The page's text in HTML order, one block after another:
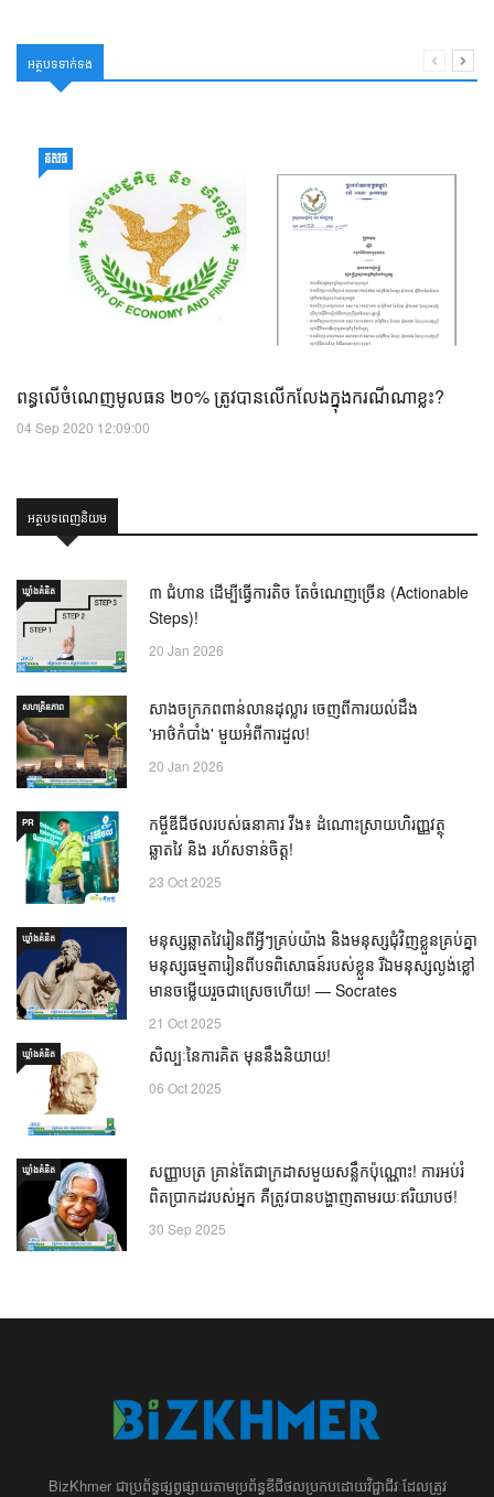
អត្ថបទទាក់ទង
នីតិវិធី
ពន្ធ​​លើ​ចំណេញ​​មូលធន ២០% ត្រូវ​បាន​លើកលែង​ក្នុង​ករណី​ណា​ខ្លះ?
04 Sep 2020 12:09:00
អត្ថបទពេញនិយម
ឃ្លាំង​គំនិត
៣ ជំហាន ដើម្បីធ្វើការតិច តែចំណេញច្រើន (Actionable
Steps)!
20 Jan 2026
សហគ្រិនភាព
សាងចក្រភពពាន់លានដុល្លារ ចេញពីការយល់ដឹង
'អាថ៌កំបាំង' មួយអំពីការដួល!
20 Jan 2026
PR
កម្ចីឌីជីថលរបស់ធនាគារ វីង៖ ដំណោះស្រាយហិរញ្ញវត្ថុ
ឆ្លាតវៃ និង រហ័សទាន់ចិត្ត!
23 Oct 2025
ឃ្លាំង​គំនិត
មនុស្សឆ្លាតវៃរៀនពីអ្វីៗគ្រប់យ៉ាង និងមនុស្សជុំវិញខ្លួនគ្រប់គ្នា
មនុស្សធម្មតារៀនពីបទពិសោធន៍របស់ខ្លួន រីឯមនុស្សល្ងង់ខ្លៅ
មានចម្លើយរួចជាស្រេចហើយ! — Socrates
21 Oct 2025
ឃ្លាំង​គំនិត សិល្បៈនៃការគិត មុននឹងនិយាយ!
06 Oct 2025
ឃ្លាំង​គំនិត
សញ្ញាបត្រ គ្រាន់តែជាក្រដាសមួយសន្លឹកប៉ុណ្ណោះ! ការអប់រំ
ពិតប្រាកដរបស់អ្នក គឺត្រូវបានបង្ហាញតាមរយៈឥរិយាបថ!
30 Sep 2025
BizKhmer ​ជា​​ប្រព័ន្ធ​ផ្សព្វផ្សាយ​តាម​ប្រព័ន្ធ​ឌីជីថល​​​ប្រកប​ដោយ​វិជ្ជាជីវៈ​ដែល​​​ត្រូវ​